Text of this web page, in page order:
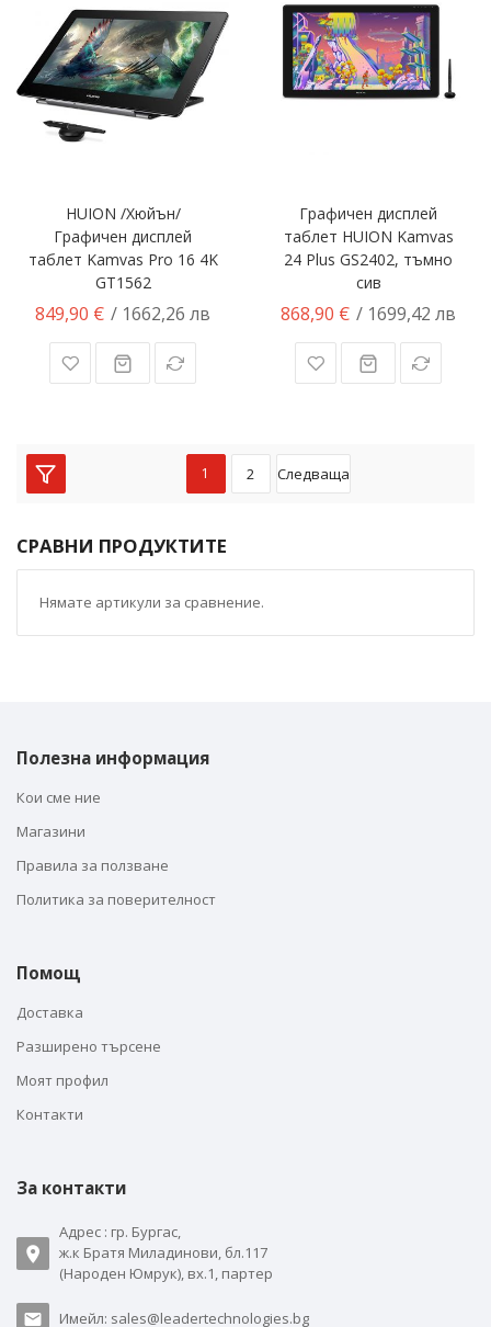
HUION /Хюйън/
Графичен дисплей
таблет Kamvas Pro 16 4K
GT1562
849,90 € / 1662,26 лв
Графичен дисплей
таблет HUION Kamvas
24 Plus GS2402, тъмно
сив
868,90 € / 1699,42 лв
1 2 Следваща
СРАВНИ ПРОДУКТИТЕ
Нямате артикули за сравнение.
Полезна информация
Кои сме ние
Магазини
Правила за ползване
Политика за поверителност
Помощ
Доставка
Разширено търсене
Моят профил
Контакти
За контакти
Адрес : гр. Бургас,
ж.к Братя Миладинови, бл.117
(Народен Юмрук), вх.1, партер
Имейл: sales@leadertechnologies.bg